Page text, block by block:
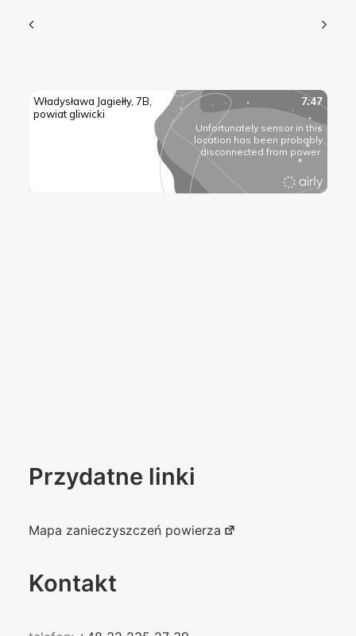
Przydatne linki
Mapa zanieczyszczeń powierza
Kontakt